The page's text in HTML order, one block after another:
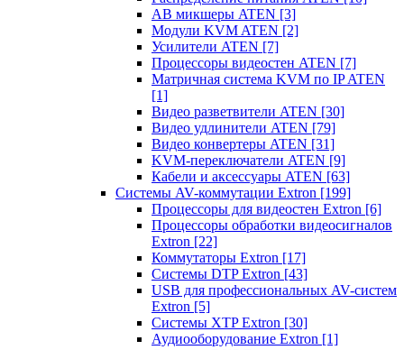
АВ микшеры ATEN [3]
Модули KVM ATEN [2]
Усилители ATEN [7]
Процессоры видеостен ATEN [7]
Матричная система KVM по IP ATEN
[1]
Видео разветвители ATEN [30]
Видео удлинители ATEN [79]
Видео конвертеры ATEN [31]
KVM-переключатели ATEN [9]
Кабели и аксессуары ATEN [63]
Системы AV-коммутации Extron [199]
Процессоры для видеостен Extron [6]
Процессоры обработки видеосигналов
Extron [22]
Коммутаторы Extron [17]
Системы DTP Extron [43]
USB для профессиональных AV-систем
Extron [5]
Системы XTP Extron [30]
Аудиооборудование Extron [1]